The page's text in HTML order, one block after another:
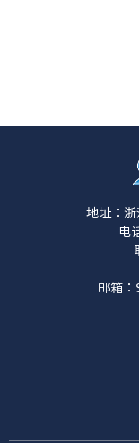
地址：
电
邮箱